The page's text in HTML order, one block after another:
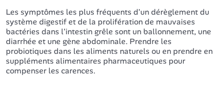
Les symptômes les plus fréquents d'un dérèglement du
système digestif et de la prolifération de mauvaises
bactéries dans l'intestin grêle sont un ballonnement, une
diarrhée et une gène abdominale. Prendre les
probiotiques dans les aliments naturels ou en prendre en
suppléments alimentaires pharmaceutiques pour
compenser les carences.